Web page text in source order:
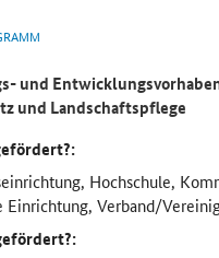
und
und Landschaftspflege
Hochschule,
Verband/